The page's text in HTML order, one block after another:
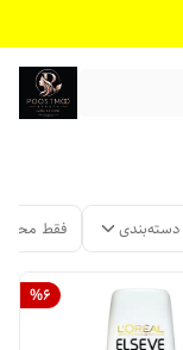
دسته‌بندی فقط
%6